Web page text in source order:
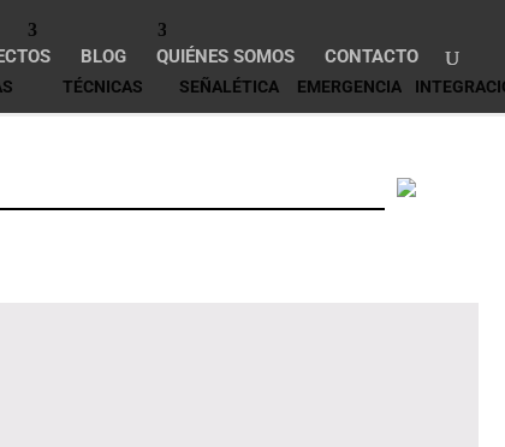
BLOG QUIÉNES SOMOS CONTACTO
TÉCNICAS SEÑALÉTICA EMERGENCIA